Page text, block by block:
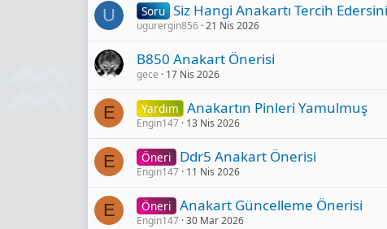
U Soru Siz Hangi Anakartı Tercih
ugurergin856 21 Nis 2026
B850 Anakart Önerisi
gece 17 Nis 2026
E Yardım Anakartın Pinleri Yamulmuş
Engin147 13 Nis 2026
E Öneri Ddr5 Anakart Öneri̇si̇
Engin147 11 Nis 2026
E Öneri Anakart Güncelleme Önerisi
Engin147 30 Mar 2026